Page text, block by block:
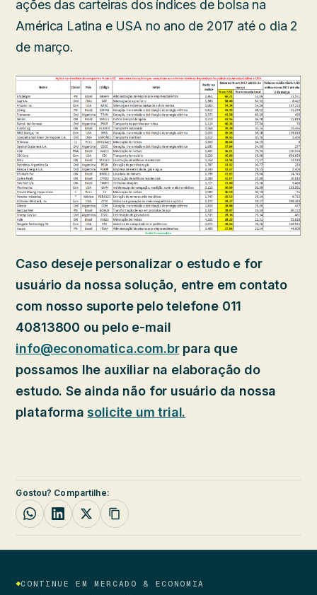
ações das carteiras dos índices de bolsa na
América Latina e USA no ano de 2017 até o dia 2
de março.
Caso deseje personalizar o estudo e for
usuário da nossa solução, entre em contato
com nosso suporte pelo telefone 011
40813800 ou pelo e-mail
info@economatica.com.brpara que
possamos lhe auxiliar na elaboração do
estudo. Se ainda não for usuário da nossa
plataformasolicite um trial.
Gostou? Compartilhe:
CONTINUE EM MERCADO & ECONOMIA